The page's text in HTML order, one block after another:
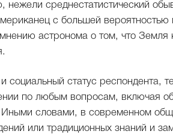
нежели среднестатистический
с большей
астронома о том, что Земля
социальный статус респондента,
по любым вопросам, включая
словами, в современном
или традиционных знаний и